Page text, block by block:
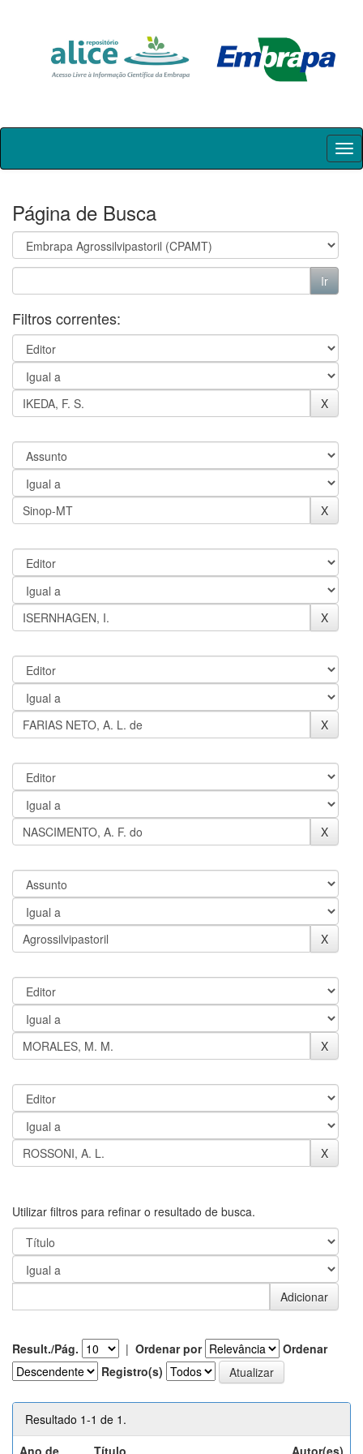
Skip
Página de Busca
Filtros correntes:
Utilizar filtros para refinar o resultado de busca.
Result./Pág. | Ordenar por
Ordenar
Registro(s)
Resultado 1-1 de 1.
Ano de
Título Autor(es)